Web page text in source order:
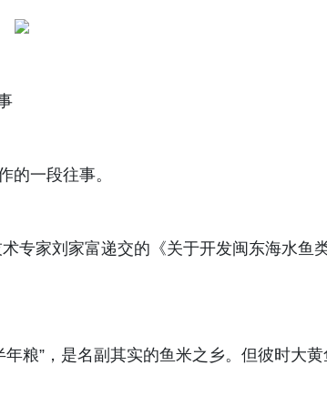
的一段往事。
专家刘家富递交的《关于开发闽东海水鱼
粮”，是名副其实的鱼米之乡。但彼时大